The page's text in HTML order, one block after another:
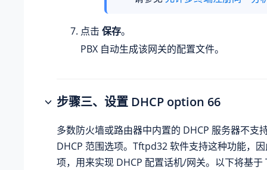
点击 保存。
PBX 自动生成该网关的配置文件。
步骤三、设置 DHCP option 66
多数防火墙或路由器中内置的 DHCP 服务器不支
DHCP 范围选项。Tftpd32 软件支持这种功能，
项，用来实现 DHCP 配置话机/网关。以下将基